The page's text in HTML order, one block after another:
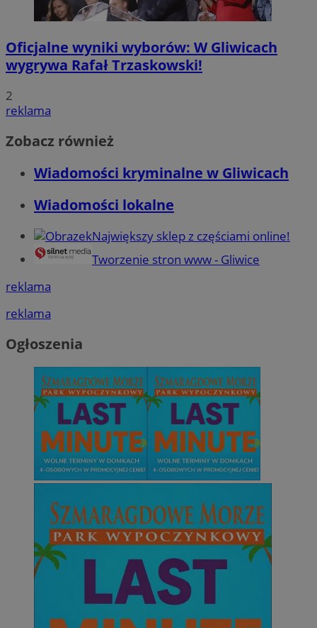
Oficjalne wyniki wyborów: W Gliwicach
wygrywa Rafał Trzaskowski!
2
reklama
Zobacz również
Wiadomości kryminalne w Gliwicach
Wiadomości lokalne
Największy sklep z częściami online!
Tworzenie stron www - Gliwice
reklama
reklama
Ogłoszenia